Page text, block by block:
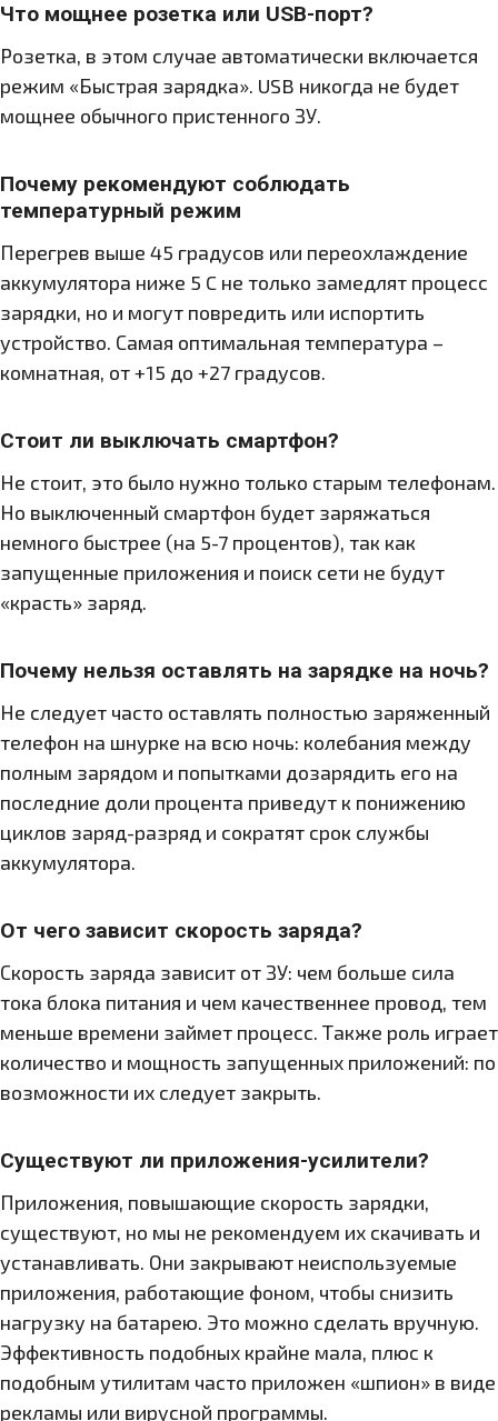
Что мощнее розетка или USB-порт?
Розетка, в этом случае автоматически включается
режим «Быстрая зарядка». USB никогда не будет
мощнее обычного пристенного ЗУ.
Почему рекомендуют соблюдать
температурный режим
Перегрев выше 45 градусов или переохлаждение
аккумулятора ниже 5 C не только замедлят процесс
зарядки, но и могут повредить или испортить
устройство. Самая оптимальная температура –
комнатная, от +15 до +27 градусов.
Стоит ли выключать смартфон?
Не стоит, это было нужно только старым телефонам.
Но выключенный смартфон будет заряжаться
немного быстрее (на 5-7 процентов), так как
запущенные приложения и поиск сети не будут
«красть» заряд.
Почему нельзя оставлять на зарядке на ночь?
Не следует часто оставлять полностью заряженный
телефон на шнурке на всю ночь: колебания между
полным зарядом и попытками дозарядить его на
последние доли процента приведут к понижению
циклов заряд-разряд и сократят срок службы
аккумулятора.
От чего зависит скорость заряда?
Скорость заряда зависит от ЗУ: чем больше сила
тока блока питания и чем качественнее провод, тем
меньше времени займет процесс. Также роль играет
количество и мощность запущенных приложений: по
возможности их следует закрыть.
Существуют ли приложения-усилители?
Приложения, повышающие скорость зарядки,
существуют, но мы не рекомендуем их скачивать и
устанавливать. Они закрывают неиспользуемые
приложения, работающие фоном, чтобы снизить
нагрузку на батарею. Это можно сделать вручную.
Эффективность подобных крайне мала, плюс к
подобным утилитам часто приложен «шпион» в виде
рекламы или вирусной программы.